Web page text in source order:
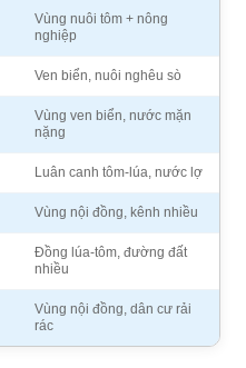
Vùng nuôi tôm + nông
nghiệp
Ven biển, nuôi nghêu sò
Vùng ven biển, nước mặn
nặng
Luân canh tôm-lúa, nước lợ
Vùng nội đồng, kênh nhiều
Đồng lúa-tôm, đường đất
nhiều
Vùng nội đồng, dân cư rải
rác